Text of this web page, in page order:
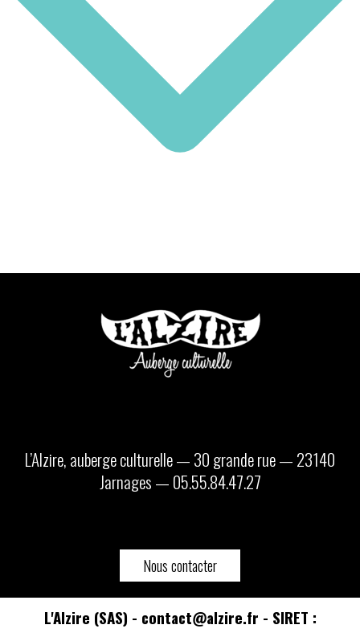
L’Alzire, auberge culturelle — 30 grande rue — 23140
Jarnages — 05.55.84.47.27
Nous contacter
L'Alzire (SAS) - contact@alzire.fr - SIRET :